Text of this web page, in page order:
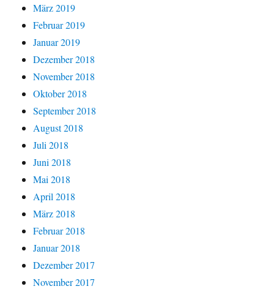
März 2019
Februar 2019
Januar 2019
Dezember 2018
November 2018
Oktober 2018
September 2018
August 2018
Juli 2018
Juni 2018
Mai 2018
April 2018
März 2018
Februar 2018
Januar 2018
Dezember 2017
November 2017